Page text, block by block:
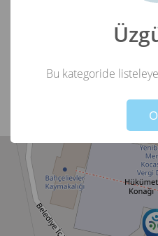
TELEFON
0212 484 38 00
Bu kategoride